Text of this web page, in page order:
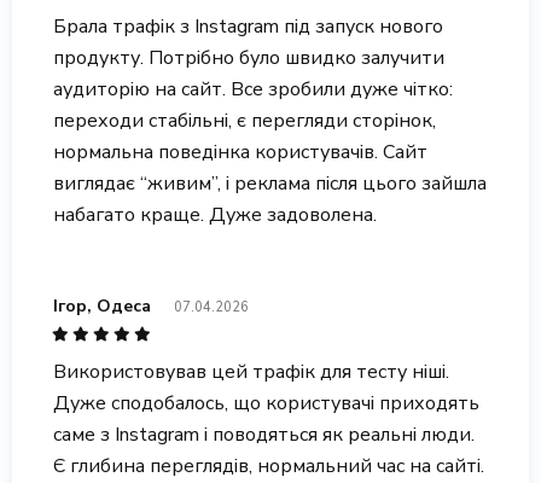
Брала трафік з Instagram під запуск нового
продукту. Потрібно було швидко залучити
аудиторію на сайт. Все зробили дуже чітко:
переходи стабільні, є перегляди сторінок,
нормальна поведінка користувачів. Сайт
виглядає “живим”, і реклама після цього зайшла
набагато краще. Дуже задоволена.
Ігор, Одеса 07.04.2026
Використовував цей трафік для тесту ніші.
Дуже сподобалось, що користувачі приходять
саме з Instagram і поводяться як реальні люди.
Є глибина переглядів, нормальний час на сайті.